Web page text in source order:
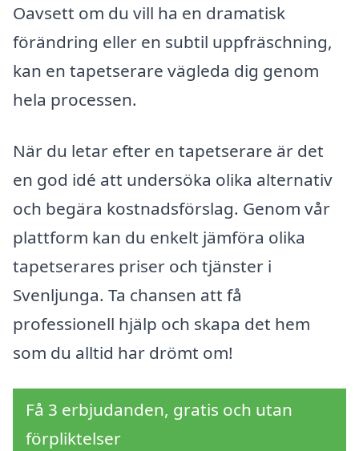
Oavsett om du vill ha en dramatisk
förändring eller en subtil uppfräschning,
kan en tapetserare vägleda dig genom
hela processen.
När du letar efter en tapetserare är det
en god idé att undersöka olika alternativ
och begära kostnadsförslag. Genom vår
plattform kan du enkelt jämföra olika
tapetserares priser och tjänster i
Svenljunga. Ta chansen att få
professionell hjälp och skapa det hem
som du alltid har drömt om!
Få 3 erbjudanden, gratis och utan
förpliktelser